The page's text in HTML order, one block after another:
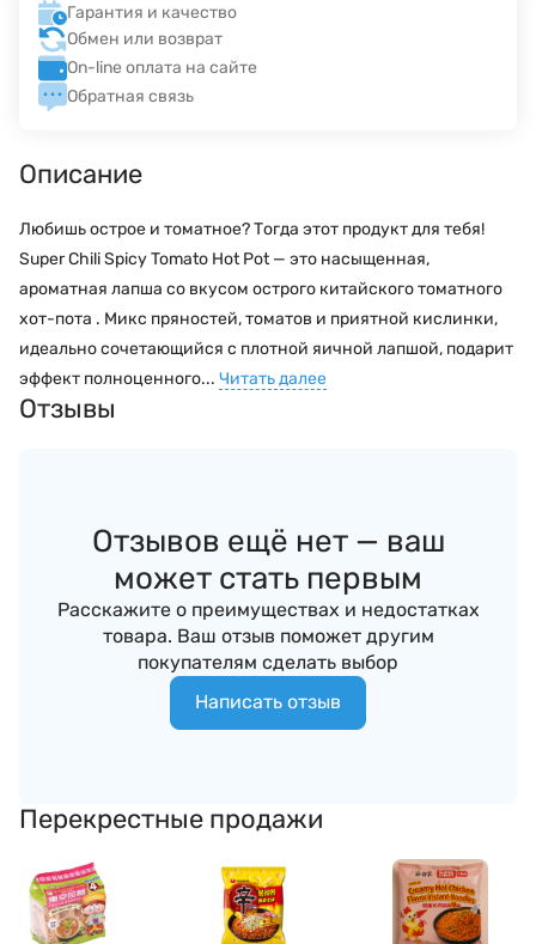
Гарантия и качество
Обмен или возврат
On-line оплата на сайте
Обратная связь
Описание
Любишь острое и томатное? Тогда этот продукт для тебя!
Super Chili Spicy Tomato Hot Pot — это насыщенная,
ароматная лапша со вкусом острого китайского томатного
хот-пота . Микс пряностей, томатов и приятной кислинки,
идеально сочетающийся с плотной яичной лапшой, подарит
эффект полноценного... Читать далее
Отзывы
Отзывов ещё нет — ваш
может стать первым
Расскажите о преимуществах и недостатках
товара. Ваш отзыв поможет другим
покупателям сделать выбор
Написать отзыв
Перекрестные продажи